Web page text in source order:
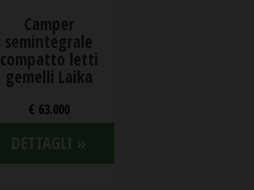
Camper
semintegrale
compatto letti
gemelli Laika
€ 63.000
DETTAGLI »